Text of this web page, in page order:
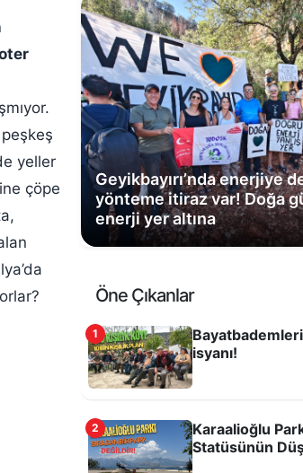
yeller
çöpe
Geyikbayırı’nda enerjiye
yönteme itiraz var! Doğa
enerji yer altına
Öne Çıkanlar
1
isyanı!
2
Karaalioğlu
Statüsünün